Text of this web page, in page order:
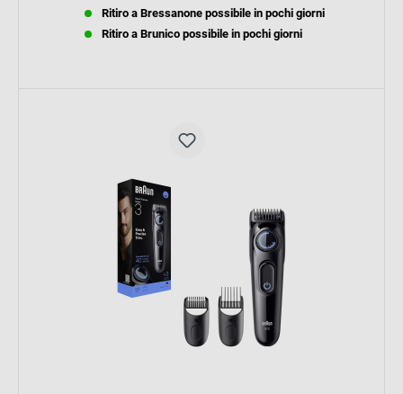
Ritiro a Bressanone possibile in pochi giorni
Ritiro a Brunico possibile in pochi giorni